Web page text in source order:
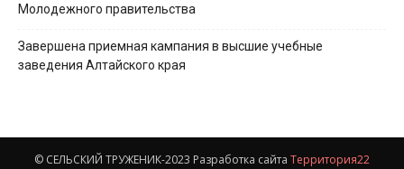
Молодежного правительства
Завершена приемная кампания в высшие учебные
заведения Алтайского края
© СЕЛЬСКИЙ ТРУЖЕНИК-2023 Разработка сайта Территория22